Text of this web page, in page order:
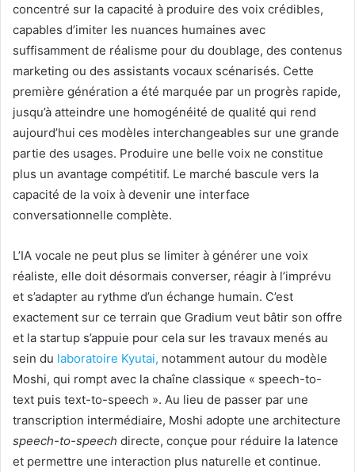
concentré sur la capacité à produire des voix crédibles,
capables d’imiter les nuances humaines avec
suffisamment de réalisme pour du doublage, des contenus
marketing ou des assistants vocaux scénarisés. Cette
première génération a été marquée par un progrès rapide,
jusqu’à atteindre une homogénéité de qualité qui rend
aujourd’hui ces modèles interchangeables sur une grande
partie des usages. Produire une belle voix ne constitue
plus un avantage compétitif. Le marché bascule vers la
capacité de la voix à devenir une interface
conversationnelle complète.
L’IA vocale ne peut plus se limiter à générer une voix
réaliste, elle doit désormais converser, réagir à l’imprévu
et s’adapter au rythme d’un échange humain. C’est
exactement sur ce terrain que Gradium veut bâtir son offre
et la startup s’appuie pour cela sur les travaux menés au
sein du laboratoire Kyutai, notamment autour du modèle
Moshi, qui rompt avec la chaîne classique « speech-to-
text puis text-to-speech ». Au lieu de passer par une
transcription intermédiaire, Moshi adopte une architecture
speech-to-speech directe, conçue pour réduire la latence
et permettre une interaction plus naturelle et continue.